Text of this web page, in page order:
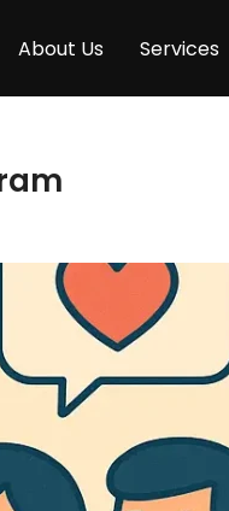
About Us Services